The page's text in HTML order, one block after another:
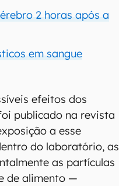
2 horas após a
em sangue
efeitos dos
publicado na revista
a esse
do laboratório, as
as partículas
de alimento —